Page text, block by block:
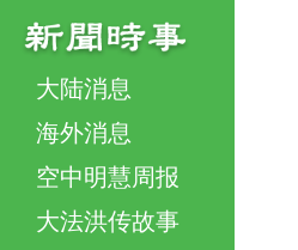
大陆消息
海外消息
空中明慧周报
大法洪传故事